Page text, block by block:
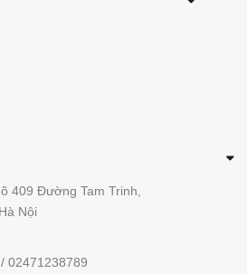
409 Đường Tam Trinh,
Nội
02471238789